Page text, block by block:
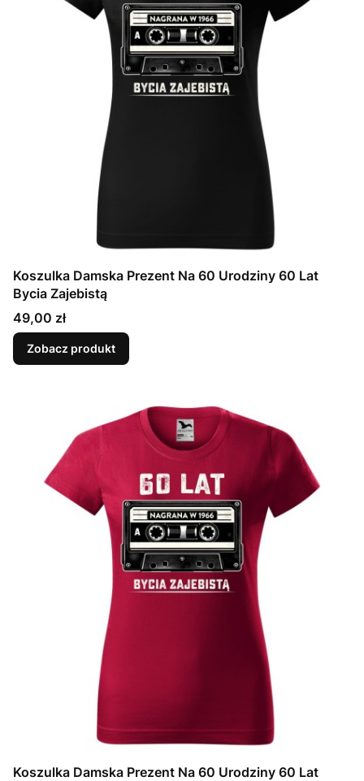
Koszulka Damska Prezent Na 60 Urodziny 60 Lat
Bycia Zajebistą
Cena
49,00 zł
Zobacz produkt
Koszulka Damska Prezent Na 60 Urodziny 60 Lat